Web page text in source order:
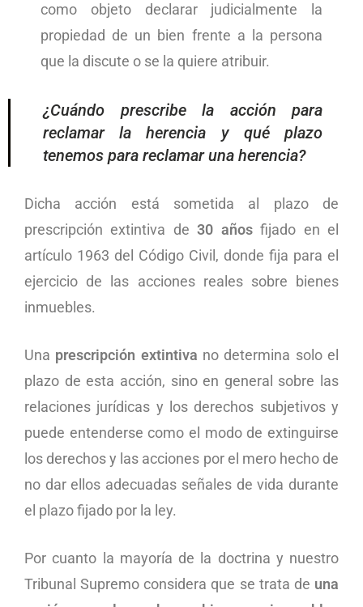
como objeto declarar judicialmente la
propiedad de un bien frente a la persona
que la discute o se la quiere atribuir.
¿Cuándo prescribe la acción para
reclamar la herencia y qué plazo
tenemos para reclamar una herencia?
Dicha acción está sometida al plazo de
prescripción extintiva de 30 añosfijado en el
artículo 1963 del Código Civil, donde fija para el
ejercicio de las acciones reales sobre bienes
inmuebles.
Una prescripción extintiva no determina solo el
plazo de esta acción, sino en general sobre las
relaciones jurídicas y los derechos subjetivos y
puede entenderse como el modo de extinguirse
los derechos y las acciones por el mero hecho de
no dar ellos adecuadas señales de vida durante
el plazo fijado por la ley.
Por cuanto la mayoría de la doctrina y nuestro
Tribunal Supremo considera que se trata de una